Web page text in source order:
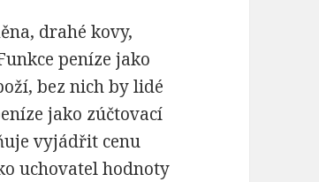
drahé kovy,
peníze jako
bez nich by lidé
jako zúčtovací
vyjádřit cenu
uchovatel hodnoty